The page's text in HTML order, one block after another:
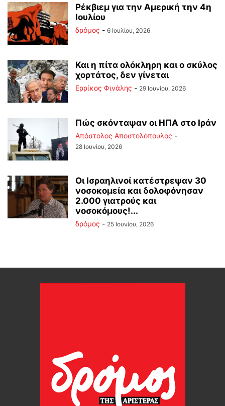
Ρέκβιεμ για την Αμερική την 4η
Ιουλίου
δρόμος - 6 Ιουλίου, 2026
Και η πίτα ολόκληρη και ο σκύλος
χορτάτος, δεν γίνεται
Ερρίκος Φινάλης - 29 Ιουνίου, 2026
Πώς σκόνταψαν οι ΗΠΑ στο Ιράν
Απόστολος Αποστολόπουλος -
28 Ιουνίου, 2026
Οι Ισραηλινοί κατέστρεψαν 30
νοσοκομεία και δολοφόνησαν
2.000 γιατρούς και
νοσοκόμους!...
δρόμος - 25 Ιουνίου, 2026